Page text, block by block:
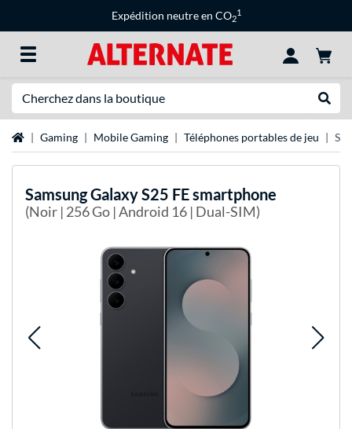
Expédition neutre en CO2
1
Page d'accueil
Gaming Mobile Gaming Téléphones portables de jeu
SamsungGalaxy S25 FE smartphone
(Noir | 256 Go | Android 16 | Dual-SIM)